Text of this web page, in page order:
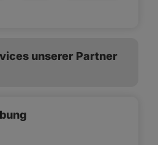
unserer Partner